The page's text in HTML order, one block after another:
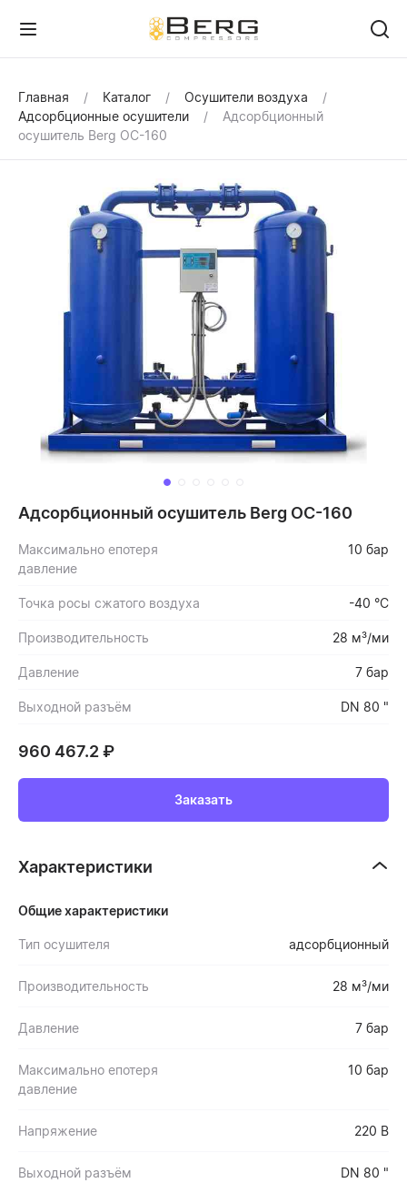
Главная Каталог
Осушители воздуха
Адсорбционные осушители
Адсорбционный
осушитель Berg ОС-160
Адсорбционный осушитель Berg ОС-160
Максимально епотеря
давление
10 бар
Точка росы сжатого воздуха -40 °С
Производительность 28 м³/ми
Давление 7 бар
Выходной разъём DN 80 "
960 467.2₽
Заказать
Характеристики
Общие характеристики
Тип осушителя адсорбционный
Производительность 28 м³/ми
Давление 7 бар
Максимально епотеря
давление
10 бар
Напряжение 220 В
Выходной разъём DN 80 "